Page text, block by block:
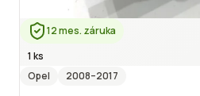
12 mes. záruka
1 ks
Opel
2008–2017